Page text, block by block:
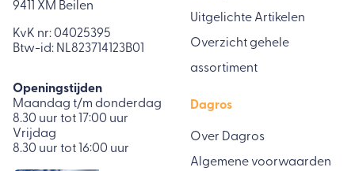
9411 XM Beilen
KvK nr: 04025395
Btw-id: NL823714123B01
Openingstijden
Maandag t/m donderdag
8.30 uur tot 17:00 uur
Vrijdag
8.30 uur tot 16:00 uur
Uitgelichte Artikelen
Overzicht gehele
assortiment
Dagros
Over Dagros
Algemene voorwaarden